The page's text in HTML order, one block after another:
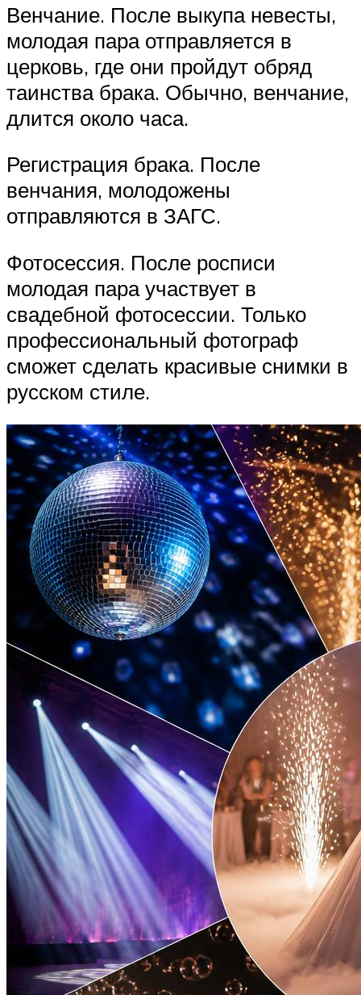
Венчание. После выкупа невесты,
молодая пара отправляется в
церковь, где они пройдут обряд
таинства брака. Обычно, венчание,
длится около часа.
Регистрация брака. После
венчания, молодожены
отправляются в ЗАГС.
Фотосессия. После росписи
молодая пара участвует в
свадебной фотосессии. Только
профессиональный фотограф
сможет сделать красивые снимки в
русском стиле.